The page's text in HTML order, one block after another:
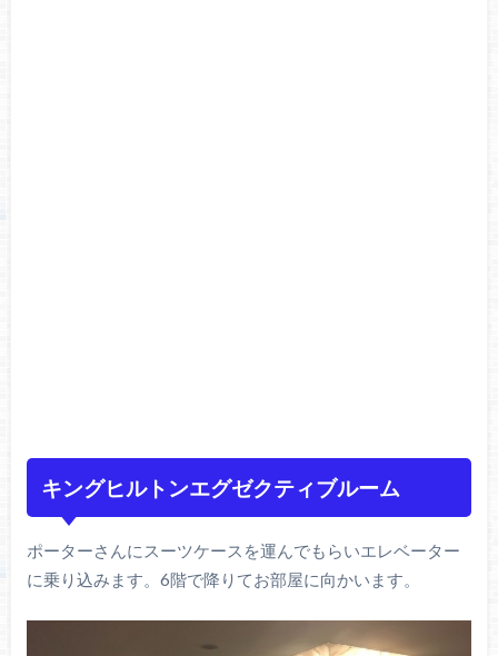
キングヒルトンエグゼクティブルーム
ポーターさんにスーツケースを運んでもらいエレベーター
に乗り込みます。6階で降りてお部屋に向かいます。